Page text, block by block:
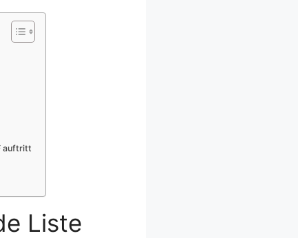
auftritt
Liste